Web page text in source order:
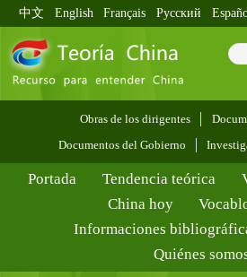
中文 English Français Pусский
Obras de los dirigentes
Documentos del Gobierno
Portada Tendencia teórica
China hoy
Informaciones
Quiénes